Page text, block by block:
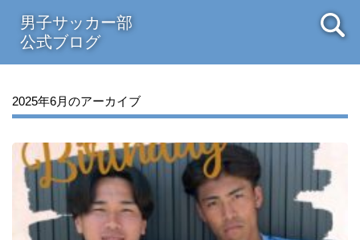
男子サッカー部
公式ブログ
2025年6月のアーカイブ